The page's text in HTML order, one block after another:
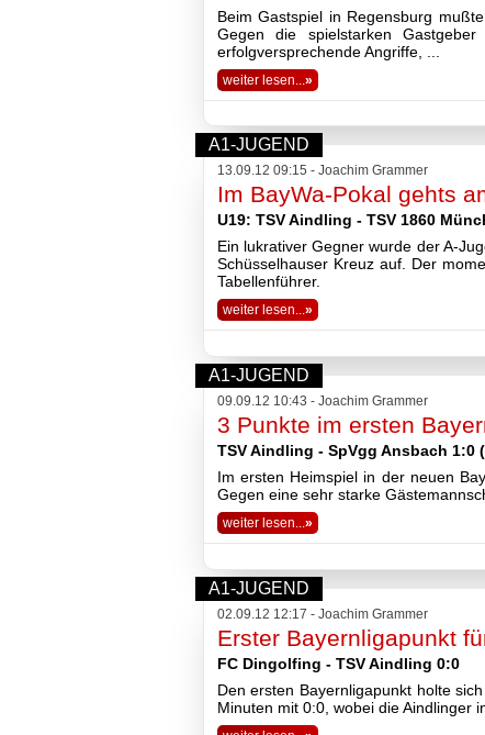
Beim Gastspiel in Regensburg
Gegen die spielstarken
erfolgversprechende Angriffe, ...
weiter lesen... »
A1-JUGEND
13.09.12 09:15 - Joachim Grammer
Im BayWa-Pokal gehts
U19: TSV Aindling - TSV 1860
Ein lukrativer Gegner wurde der A-
Schüsselhauser Kreuz auf. Der
Tabellenführer.
weiter lesen...»
A1-JUGEND
09.09.12 10:43 - Joachim Grammer
3 Punkte im ersten
TSV Aindling - SpVgg Ansbach 1:0
Im ersten Heimspiel in der neuen
Gegen eine sehr starke
weiter lesen...»
A1-JUGEND
02.09.12 12:17 - Joachim Grammer
Erster Bayernligapunkt
FC Dingolfing - TSV Aindling 0:0
Den ersten Bayernligapunkt holte
Minuten mit 0:0, wobei die Aindlinger